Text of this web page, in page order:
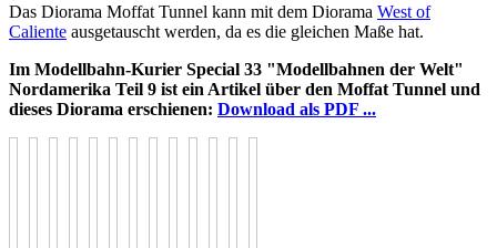
Das Diorama Moffat Tunnel kann mit dem Diorama West of
Caliente ausgetauscht werden, da es die gleichen Maße hat.
Im Modellbahn-Kurier Special 33 "Modellbahnen der Welt"
Nordamerika Teil 9 ist ein Artikel über den Moffat Tunnel und
dieses Diorama erschienen: Download als PDF ...